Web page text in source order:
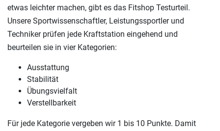
etwas leichter machen, gibt es das Fitshop Testurteil.
Unsere Sportwissenschaftler, Leistungssportler und
Techniker prüfen jede Kraftstation eingehend und
beurteilen sie in vier Kategorien:
Ausstattung
Stabilität
Übungsvielfalt
Verstellbarkeit
Für jede Kategorie vergeben wir 1 bis 10 Punkte. Damit